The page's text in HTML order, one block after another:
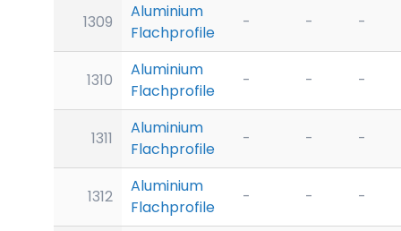
1309
Aluminium
Flachprofile
- - -
1310
Aluminium
Flachprofile
- - -
1311
Aluminium
Flachprofile
- - -
1312
Aluminium
Flachprofile
- - -